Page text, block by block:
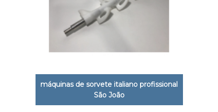
máquinas de sorvete italiano profissional
São João